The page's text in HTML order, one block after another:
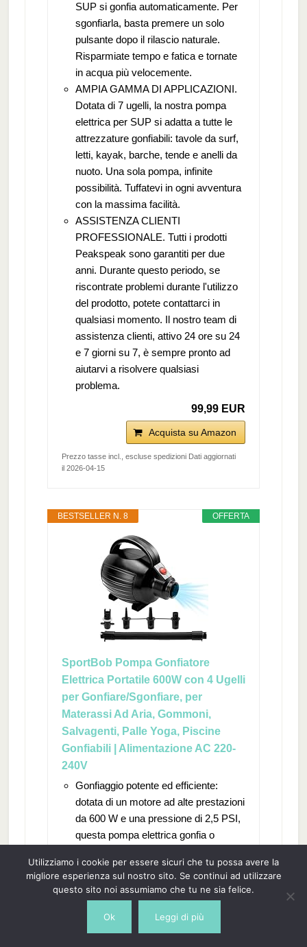
SUP si gonfia automaticamente. Per
sgonfiarla, basta premere un solo
pulsante dopo il rilascio naturale.
Risparmiate tempo e fatica e tornate
in acqua più velocemente.
AMPIA GAMMA DI APPLICAZIONI.
Dotata di 7 ugelli, la nostra pompa
elettrica per SUP si adatta a tutte le
attrezzature gonfiabili: tavole da surf,
letti, kayak, barche, tende e anelli da
nuoto. Una sola pompa, infinite
possibilità. Tuffatevi in ogni avventura
con la massima facilità.
ASSISTENZA CLIENTI
PROFESSIONALE. Tutti i prodotti
Peakspeak sono garantiti per due
anni. Durante questo periodo, se
riscontrate problemi durante l'utilizzo
del prodotto, potete contattarci in
qualsiasi momento. Il nostro team di
assistenza clienti, attivo 24 ore su 24
e 7 giorni su 7, è sempre pronto ad
aiutarvi a risolvere qualsiasi
problema.
99,99 EUR
Acquista su Amazon
Prezzo tasse incl., escluse spedizioni Dati aggiornati
il 2026-04-15
OFFERTA
BESTSELLER N. 8
SportBob Pompa Gonfiatore
Elettrica Portatile 600W con 4 Ugelli
per Gonfiare/Sgonfiare, per
Materassi Ad Aria, Gommoni,
Salvagenti, Palle Yoga, Piscine
Gonfiabili | Alimentazione AC 220-
240V
Gonfiaggio potente ed efficiente:
dotata di un motore ad alte prestazioni
da 600 W e una pressione di 2,5 PSI,
questa pompa elettrica gonfia o
gonfiabili come materassi ad aria,
tappetini da ginnastica e pontili
galleggianti in pochi minuti,
consentendo di risparmiare tempo e
fatica rispetto alle pompe manuali.
Utilizziamo i cookie per essere sicuri che tu possa avere la
migliore esperienza sul nostro sito. Se continui ad utilizzare
questo sito noi assumiamo che tu ne sia felice.
Ok Leggi di più